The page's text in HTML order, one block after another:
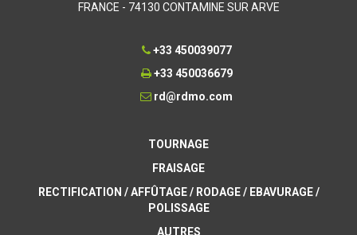
FRANCE - 74130 CONTAMINE SUR ARVE
+33 450039077
+33 450036679
rd@rdmo.com
TOURNAGE
FRAISAGE
RECTIFICATION / AFFÛTAGE / RODAGE / EBAVURAGE /
POLISSAGE
AUTRES